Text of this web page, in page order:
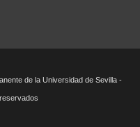
de la Universidad de Sevilla -